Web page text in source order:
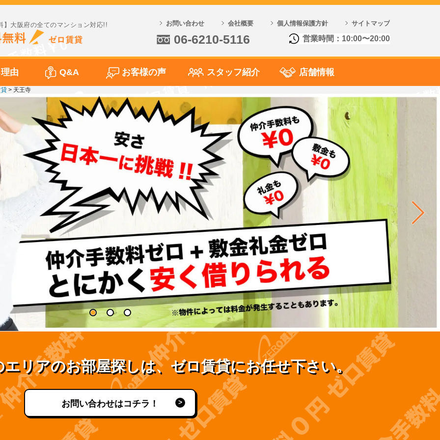
】大阪府の全てのマンション対応!! お問い合わせ 会社概要 個人情報保護方針 サイトマップ
06-6210-5116 営業時間：10:00〜20:00
由 Q&A お客様の声 スタッフ紹介 店舗情報
> 天王寺
リアのお部屋探しは、ゼロ賃貸にお任せ下さい。
お問い合わせはコチラ！